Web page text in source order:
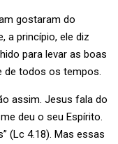
gostaram do
a princípio, ele diz
para levar as boas
de todos os tempos.
assim. Jesus fala do
deu o seu Espírito.
(Lc 4.18). Mas essas